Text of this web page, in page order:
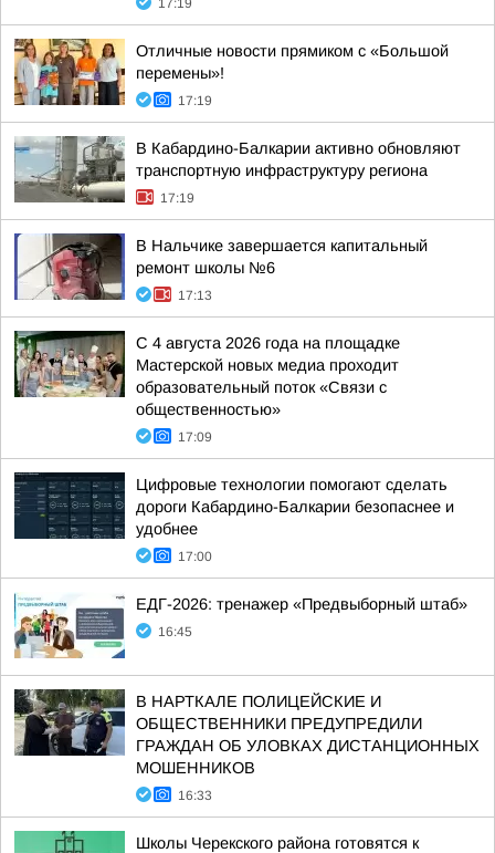
17:19
Отличные новости прямиком с «Большой
перемены»!
17:19
В Кабардино-Балкарии активно обновляют
транспортную инфраструктуру региона
17:19
В Нальчике завершается капитальный
ремонт школы №6
17:13
С 4 августа 2026 года на площадке
Мастерской новых медиа проходит
образовательный поток «Связи с
общественностью»
17:09
Цифровые технологии помогают сделать
дороги Кабардино-Балкарии безопаснее и
удобнее
17:00
ЕДГ-2026: тренажер «Предвыборный штаб»
16:45
В НАРТКАЛЕ ПОЛИЦЕЙСКИЕ И
ОБЩЕСТВЕННИКИ ПРЕДУПРЕДИЛИ
ГРАЖДАН ОБ УЛОВКАХ ДИСТАНЦИОННЫХ
МОШЕННИКОВ
16:33
Школы Черекского района готовятся к